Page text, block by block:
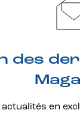
des
en